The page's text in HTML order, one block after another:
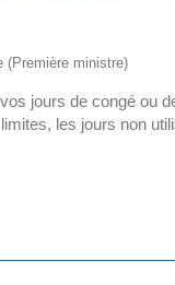
(Première ministre)
jours de congé ou
les jours non